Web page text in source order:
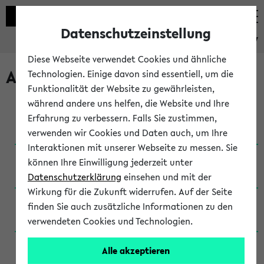
eKVV
Archivierte Studiengänge
Anglistik: British and American Studies / B.A.
(Einschreibung bis WiSe 16/17)
Anglistik: British and American Studies / B.A.
(Einschreibung bis SoSe 2015)
Anglistik: British and American Studies / B.A.
(Einschreibung bis SoSe 2013)
Anglistik: British and American Studies / Ba
(Einschreibung bis SoSe 2011)
Datenschutzeinstellung
Diese Webseite verwendet Cookies und ähnliche
Technologien. Einige davon sind essentiell, um die
Funktionalität der Website zu gewährleisten,
während andere uns helfen, die Website und Ihre
Erfahrung zu verbessern. Falls Sie zustimmen,
verwenden wir Cookies und Daten auch, um Ihre
Interaktionen mit unserer Webseite zu messen. Sie
können Ihre Einwilligung jederzeit unter
Datenschutzerklärung einsehen und mit der
Wirkung für die Zukunft widerrufen. Auf der Seite
finden Sie auch zusätzliche Informationen zu den
verwendeten Cookies und Technologien.
Alle akzeptieren